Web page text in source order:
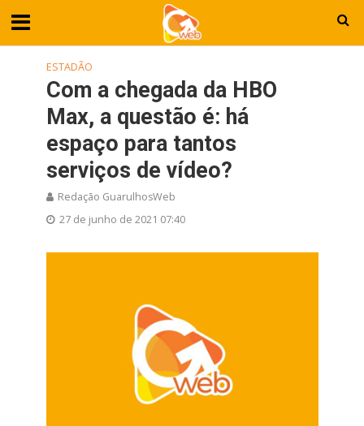
ESTADÃO
Com a chegada da HBO
Max, a questão é: há
espaço para tantos
serviços de vídeo?
Redação GuarulhosWeb
27 de junho de 2021 07:40